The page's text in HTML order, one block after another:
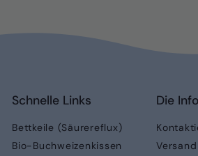
Schnelle Links
Bettkeile (Säurereflux)
Bio-Buchweizenkissen
Die Info